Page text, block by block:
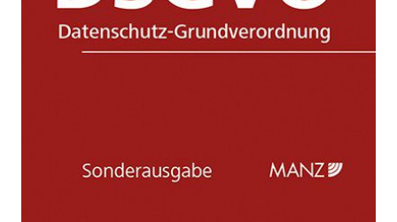
Verlag: Manz
04.01.2017
Buch
214 Seiten
Bibliografische Daten